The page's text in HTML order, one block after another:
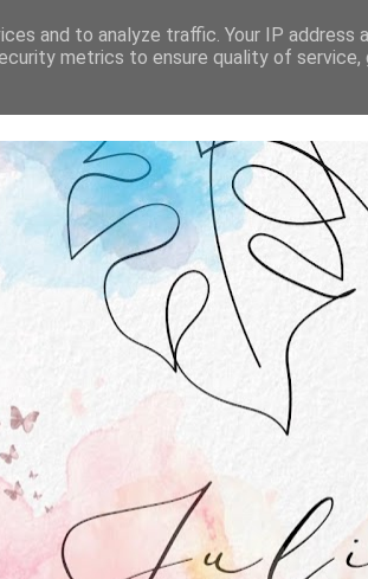
O MNIE WSPÓŁPRACA
and to analyze traffic. Your IP address
metrics to ensure quality of service,